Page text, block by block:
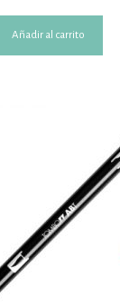
Añadir al carrito